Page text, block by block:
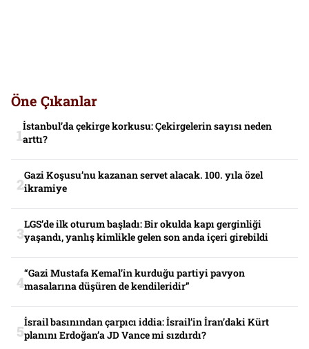
Öne Çıkanlar
İstanbul’da çekirge korkusu: Çekirgelerin sayısı neden
arttı?
Gazi Koşusu’nu kazanan servet alacak. 100. yıla özel
ikramiye
LGS’de ilk oturum başladı: Bir okulda kapı gerginliği
yaşandı, yanlış kimlikle gelen son anda içeri girebildi
“Gazi Mustafa Kemal’in kurduğu partiyi pavyon
masalarına düşüren de kendileridir”
İsrail basınından çarpıcı iddia: İsrail’in İran’daki Kürt
planını Erdoğan’a JD Vance mi sızdırdı?